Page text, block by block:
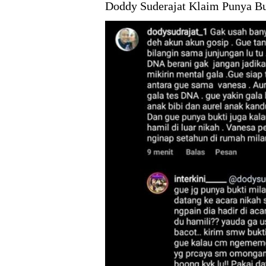
Doddy Suderajat Klaim Punya